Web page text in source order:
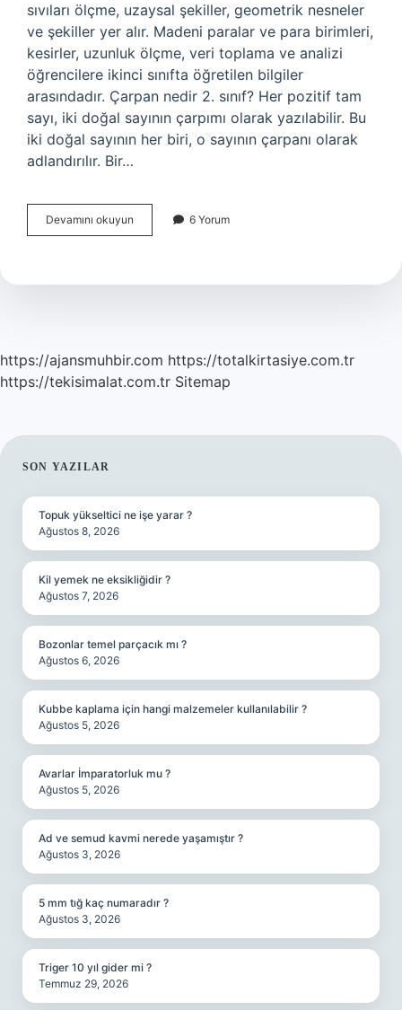
sıvıları ölçme, uzaysal şekiller, geometrik nesneler
ve şekiller yer alır. Madeni paralar ve para birimleri,
kesirler, uzunluk ölçme, veri toplama ve analizi
öğrencilere ikinci sınıfta öğretilen bilgiler
arasındadır. Çarpan nedir 2. sınıf? Her pozitif tam
sayı, iki doğal sayının çarpımı olarak yazılabilir. Bu
iki doğal sayının her biri, o sayının çarpanı olarak
adlandırılır. Bir…
Devamını okuyun
Sınıfta
Mı
6 Yorum
https://ajansmuhbir.com https://totalkirtasiye.com.tr
https://tekisimalat.com.tr Sitemap
SIDEBAR
SON YAZILAR
Topuk yükseltici ne işe yarar ?
Ağustos 8, 2026
Kil yemek ne eksikliğidir ?
Ağustos 7, 2026
Bozonlar temel parçacık mı ?
Ağustos 6, 2026
Kubbe kaplama için hangi malzemeler kullanılabilir ?
Ağustos 5, 2026
Avarlar İmparatorluk mu ?
Ağustos 5, 2026
Ad ve semud kavmi nerede yaşamıştır ?
Ağustos 3, 2026
5 mm tığ kaç numaradır ?
Ağustos 3, 2026
Triger 10 yıl gider mi ?
Temmuz 29, 2026